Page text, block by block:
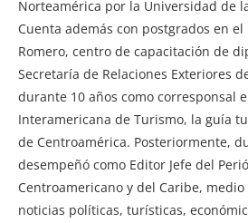
Norteamérica por la Universidad de
Cuenta además con postgrados en
Romero, centro de capacitación de
Secretaría de Relaciones Exteriores
durante 10 años como corresponsal
Interamericana de Turismo, la guía
de Centroamérica. Posteriormente,
desempeñó como Editor Jefe del
Centroamericano y del Caribe,
noticias políticas, turísticas,